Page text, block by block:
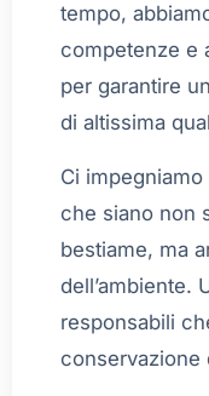
tempo,
competenze e
per garantire
di altissima
Ci
che siano non
bestiame, ma
dell’ambiente.
responsabili
conservazione